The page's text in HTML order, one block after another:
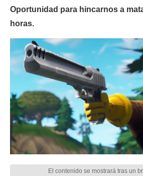
Oportunidad para hincarnos a
horas.